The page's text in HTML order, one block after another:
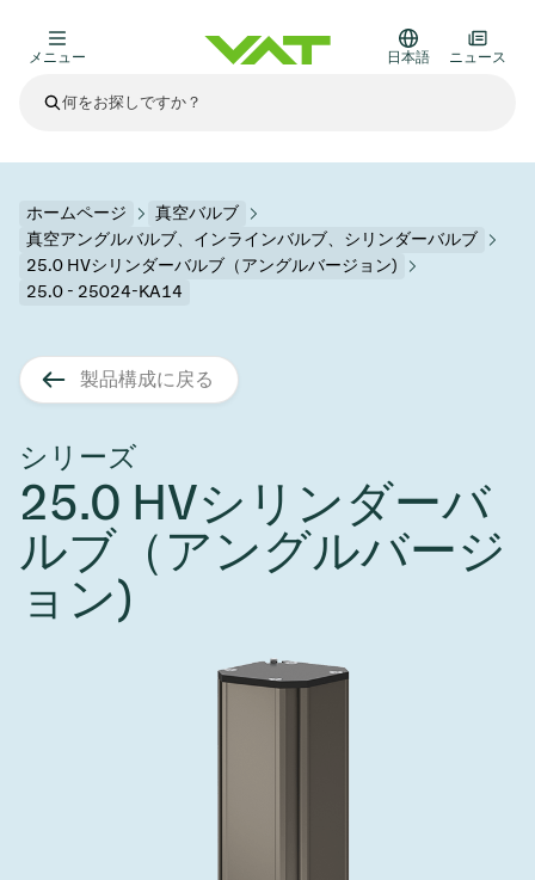
ニュース
9月 17, 2026 イベント情報
Semicon India 2026で精密技術を追求
し、進歩を支えます。
9月 2,
日本語
メニュー
真空バルブ
真空コントロールバルブ
真空アイソレーションバルブ
真空ゲートバルブ
真空アングルバルブ、インラインバルブ、シリンダーバル
ブ
モーションコンポーネント
VATエッジ溶接メタルベローズ
真空モジュール
かいけつさく
半導体製造
プロセスコントロールとアイソレーション
サブファブシステム
ディスプレイ製造
ディスプレイのドライエッチング
スパッタリング
薄膜封止(CVD)
OLED 蒸着
イオン注入
科学機器と医学
科学機器
コーティング
産業分野
真空炉
バッテリー製造
結晶成長
真空乾燥
太陽電池薄膜の蒸着
サブファブシステム
宇宙シミュレーション
高エネルギー物理学
アップグレード＆レトロフィットソリューション
スペアパーツ
標準修理サービス
固定価格修理サービス
VATサービスセンター
企業責任
インベストリレーションズ
Financial reports
Presentations
Shares and debt
コーポレートガバナンス
General Meeting
キャリア
サプライチェーンマネジメント
ホームページ
真空バルブ
真空アングルバルブ、インラインバルブ、シリンダーバルブ
25.0 HVシリンダーバルブ（アングルバージョン)
25.0 - 25024-KA14
製品構成に戻る
シリーズ
25.0 HVシリンダーバ
ルブ（アングルバージ
ョン)